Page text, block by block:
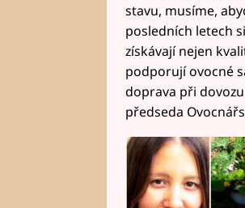
stavu, musíme,
posledních letech
získávají nejen
podporují ovocné
doprava při
předseda